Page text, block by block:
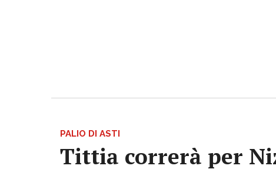
PALIO DI ASTI
Tittia correrà per